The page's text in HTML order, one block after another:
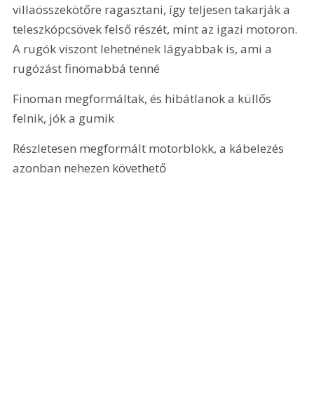
villaösszekötőre ragasztani, így teljesen takarják a
teleszkópcsövek felső részét, mint az igazi motoron.
A rugók viszont lehetnének lágyabbak is, ami a
rugózást finomabbá tenné
Finoman megformáltak, és hibátlanok a küllős
felnik, jók a gumik
Részletesen megformált motorblokk, a kábelezés
azonban nehezen követhető